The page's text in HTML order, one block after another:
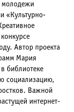
молодежи
«Культурно-
Автор проекта
Мария
библиотеке
социализацию,
Важной
интернет-